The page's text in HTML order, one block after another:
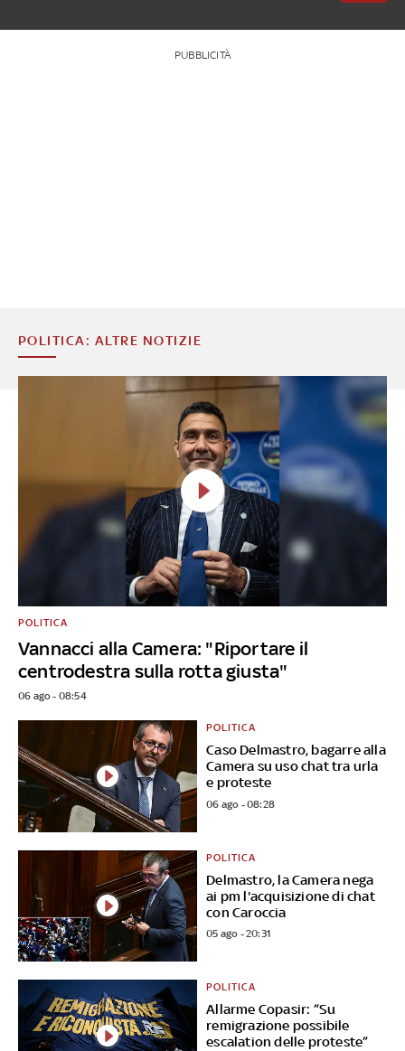
PUBBLICITÀ
POLITICA: ALTRE NOTIZIE
Vannacci alla Camera: "Riportare il
centrodestra sulla rotta giusta"
POLITICA
06 ago - 08:54
Caso Delmastro, bagarre alla
Camera su uso chat tra urla
e proteste
POLITICA
06 ago - 08:28
Delmastro, la Camera nega
ai pm l'acquisizione di chat
con Caroccia
POLITICA
05 ago - 20:31
Allarme Copasir: “Su
remigrazione possibile
escalation delle proteste”
POLITICA